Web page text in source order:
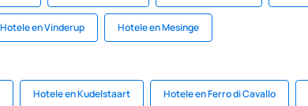
Hotele en Vinderup Hotele en Mesinge
Hotele en Kudelstaart Hotele en Ferro di Cavallo